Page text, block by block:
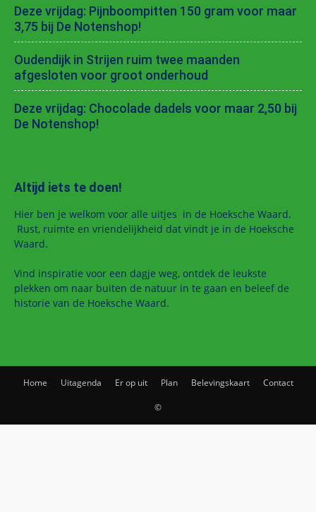
Deze vrijdag: Pijnboompitten 150 gram voor maar
3,75 bij De Notenshop!
Oudendijk in Strijen ruim twee maanden
afgesloten voor groot onderhoud
Deze vrijdag: Chocolade dadels voor maar 2,50 bij
De Notenshop!
Altijd iets te doen!
Hier ben je welkom voor alle uitjes in de Hoeksche Waard.
Rust, ruimte en vriendelijkheid dat vindt je in de Hoeksche
Waard.
Vind inspiratie voor een dagje weg, ontdek de leukste
plekken om naar buiten de natuur in te gaan en beleef de
historie van de Hoeksche Waard.
Home Uitagenda Er op uit Plan Belevingskaart Contact
©